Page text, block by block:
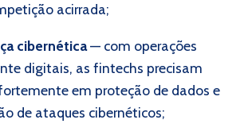
acirrada;
cibernética— com operações
digitais, as fintechs precisam
em proteção de dados e
de ataques cibernéticos;